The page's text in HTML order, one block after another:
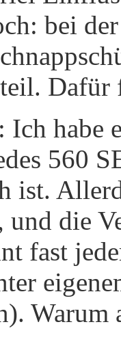
bei der
habe
560
ist.
die
fast
Warum